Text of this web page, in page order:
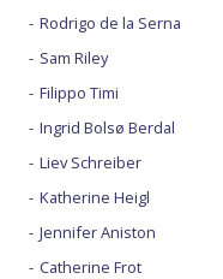
Rodrigo de la Serna
Sam Riley
Filippo Timi
Ingrid Bolsø Berdal
Liev Schreiber
Katherine Heigl
Jennifer Aniston
Catherine Frot